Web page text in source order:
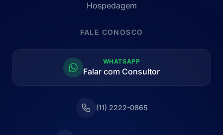
Hospedagem
FALE CONOSCO
WHATSAPP
Falar com Consultor
(11) 2222-0865